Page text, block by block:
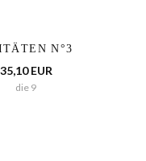
N°3
35,10 EUR
die 9